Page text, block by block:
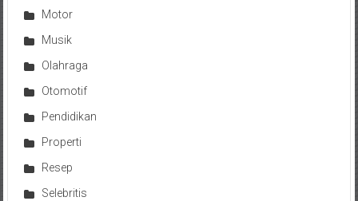
Motor
Musik
Olahraga
Otomotif
Pendidikan
Properti
Resep
Selebritis